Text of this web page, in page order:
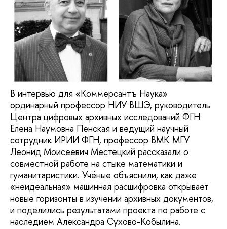
В интервью для «Коммерсантъ Наука»
ординарный профессор НИУ ВШЭ, руководитель
Центра цифровых архивных исследований ФГН
Елена Наумовна Пенская и ведущий научный
сотрудник ИРИИ ФГН, профессор ВМК МГУ
Леонид Моисеевич Местецкий рассказали о
совместной работе на стыке математики и
гуманитаристики. Учёные объяснили, как даже
«неидеальная» машинная расшифровка открывает
новые горизонты в изучении архивных документов,
и поделились результатами проекта по работе с
наследием Александра Сухово-Кобылина.